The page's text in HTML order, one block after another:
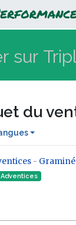
du vent
du
,rechercher
-
Adventices